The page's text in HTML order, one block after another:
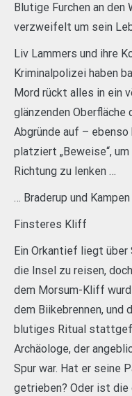
Blutige Furchen an den
verzweifelt um sein
Liv Lammers und ihre
Kriminalpolizei haben
Mord rückt alles in ein
glänzenden
Abgründe auf –
platziert „Beweise“,
Richtung zu lenken …
… Braderup und Kampen
Finsteres Kliff
Ein Orkantief liegt
die Insel zu reisen,
dem Morsum-Kliff
dem Biikebrennen, und
blutiges Ritual
Archäologe, der
Spur war. Hat er seine
getrieben? Oder ist die